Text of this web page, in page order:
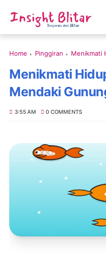
Home Pinggiran Menikmati
Menikmati
Mendaki
3:55 AM 0 COMMENTS
Toko